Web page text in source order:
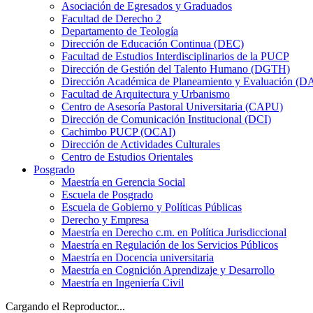
Asociación de Egresados y Graduados
Facultad de Derecho 2
Departamento de Teología
Dirección de Educación Continua (DEC)
Facultad de Estudios Interdisciplinarios de la PUCP
Dirección de Gestión del Talento Humano (DGTH)
Dirección Académica de Planeamiento y Evaluación
Facultad de Arquitectura y Urbanismo
Centro de Asesoría Pastoral Universitaria (CAPU)
Dirección de Comunicación Institucional (DCI)
Cachimbo PUCP (OCAI)
Dirección de Actividades Culturales
Centro de Estudios Orientales
Posgrado
Maestría en Gerencia Social
Escuela de Posgrado
Escuela de Gobierno y Políticas Públicas
Derecho y Empresa
Maestría en Derecho c.m. en Política Jurisdiccional
Maestría en Regulación de los Servicios Públicos
Maestría en Docencia universitaria
Maestría en Cognición Aprendizaje y Desarrollo
Maestría en Ingeniería Civil
Cargando el Reproductor...